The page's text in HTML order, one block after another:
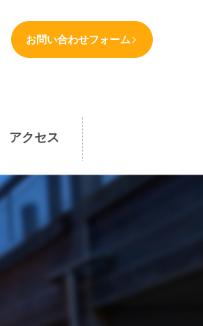
お問い合わせフォーム
アクセス